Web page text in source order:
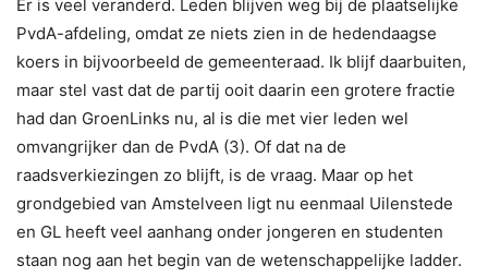
Er is veel veranderd. Leden blijven weg bij de plaatselijke
PvdA-afdeling, omdat ze niets zien in de hedendaagse
koers in bijvoorbeeld de gemeenteraad. Ik blijf daarbuiten,
maar stel vast dat de partij ooit daarin een grotere fractie
had dan GroenLinks nu, al is die met vier leden wel
omvangrijker dan de PvdA (3). Of dat na de
raadsverkiezingen zo blijft, is de vraag. Maar op het
grondgebied van Amstelveen ligt nu eenmaal Uilenstede
en GL heeft veel aanhang onder jongeren en studenten
staan nog aan het begin van de wetenschappelijke ladder.